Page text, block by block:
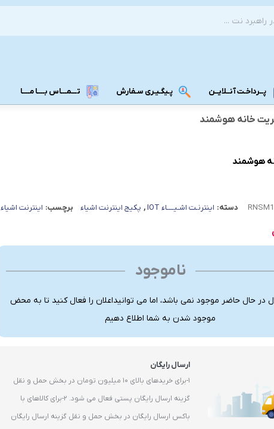
پــرداخـت آنــلایــن پـیگـیـری سـفارش تـــمـــاس بــــا مــــا
خانه هوشمند
هوشمند
RNSM1 دسته: اینترنـت اشـیــــاء IOT , پکیج اینترنت اشیاء برچسب: اینترنت اشیاء
ناموجود
در حال حاضر موجود نمی باشد، اما می توانیداعلان را فعال کنید تا به محض
موجود شدن به شما اطلاع دهیم
ارسال رایگان
1-برای خریدهای بالای 10 میلیون تومان در بخش حمل و نقل
گزینه ارسال رایگان پستی فعال می شود. 2-برای کالاهای با
باکس ارسال رایگان در بخش حمل و نقل گزینه ارسال رایگان